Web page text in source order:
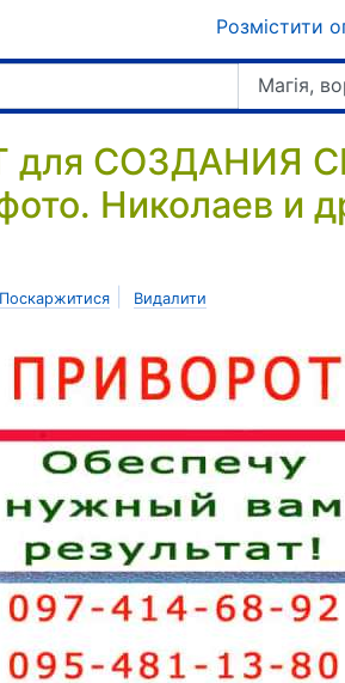
Розмістити
Магія,
для СОЗДАНИЯ
Николаев и
Поскаржитися Видалити